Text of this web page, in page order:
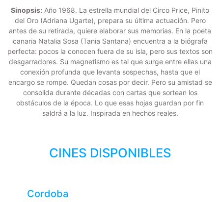
Sinopsis: Año 1968. La estrella mundial del Circo Price, Pinito
del Oro (Adriana Ugarte), prepara su última actuación. Pero
antes de su retirada, quiere elaborar sus memorias. En la poeta
canaria Natalia Sosa (Tania Santana) encuentra a la biógrafa
perfecta: pocos la conocen fuera de su isla, pero sus textos son
desgarradores. Su magnetismo es tal que surge entre ellas una
conexión profunda que levanta sospechas, hasta que el
encargo se rompe. Quedan cosas por decir. Pero su amistad se
consolida durante décadas con cartas que sortean los
obstáculos de la época. Lo que esas hojas guardan por fin
saldrá a la luz. Inspirada en hechos reales.
CINES DISPONIBLES
Cordoba